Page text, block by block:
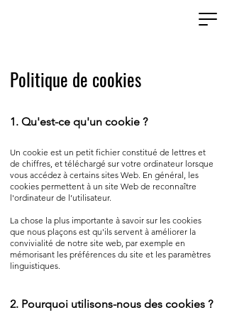
Politique de cookies
1. Qu'est-ce qu'un cookie ?​
Un cookie est un petit fichier constitué de lettres et
de chiffres, et téléchargé sur votre ordinateur lorsque
vous accédez à certains sites Web. En général, les
cookies permettent à un site Web de reconnaître
l'ordinateur de l’utilisateur.
La chose la plus importante à savoir sur les cookies
que nous plaçons est qu'ils servent à améliorer la
convivialité de notre site web, par exemple en
mémorisant les préférences du site et les paramètres
linguistiques.
2. Pourquoi utilisons-nous des cookies ?